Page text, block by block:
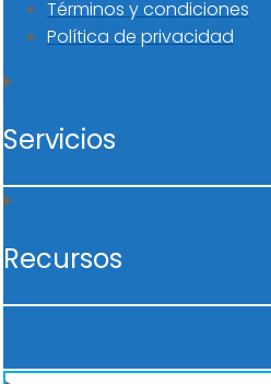
Términos y condiciones
Política de privacidad
Servicios
Recursos